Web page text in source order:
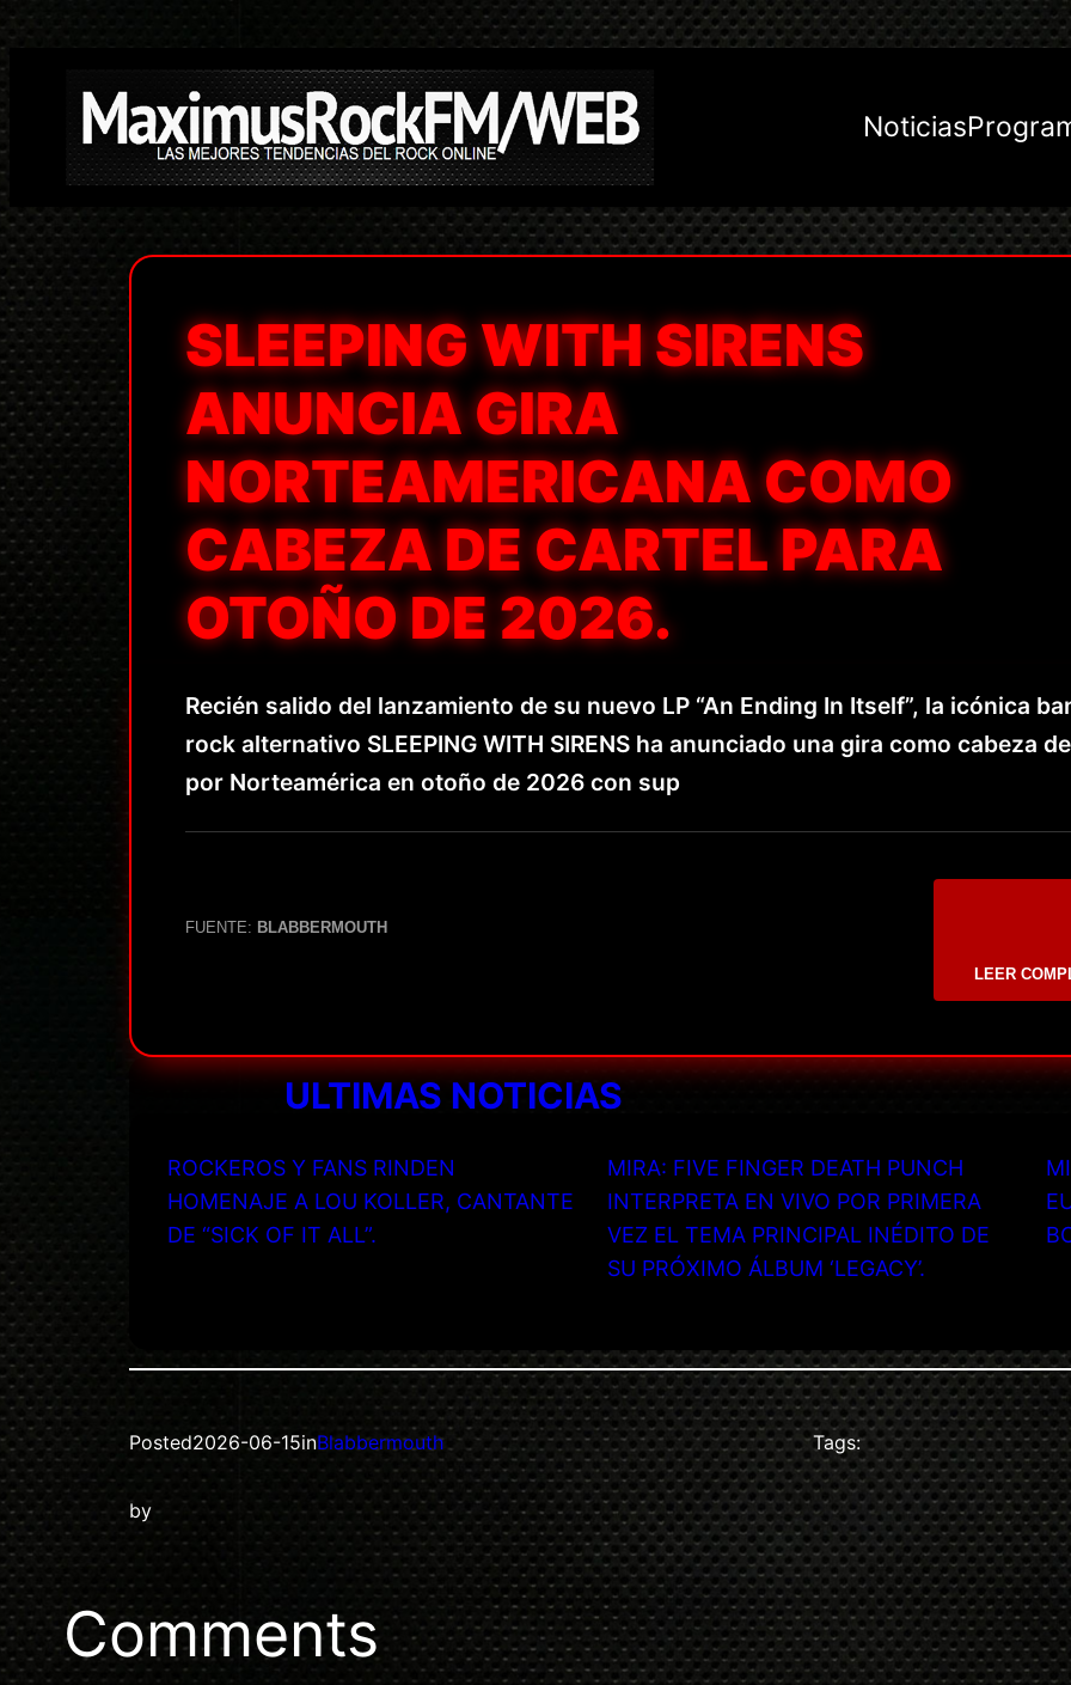
Saltar
contenido
Noticias
SLEEPING WITH SIRENS
ANUNCIA GIRA
NORTEAMERICANA COMO
CABEZA DE CARTEL PARA
OTOÑO DE 2026.
Recién salido del lanzamiento de su nuevo LP “An Ending In Itself”, la icónica
rock alternativo SLEEPING WITH SIRENS ha anunciado una gira como cabeza
por Norteamérica en otoño de 2026 con sup
FUENTE: BLABBERMOUTH
LEER
ULTIMAS NOTICIAS
ROCKEROS Y FANS RINDEN
HOMENAJE A LOU KOLLER, CANTANTE
DE “SICK OF IT ALL”.
MIRA: FIVE FINGER DEATH PUNCH
INTERPRETA EN VIVO POR PRIMERA
VEZ EL TEMA PRINCIPAL INÉDITO DE
SU PRÓXIMO ÁLBUM ‘LEGACY’.
Posted2026-06-15inBlabbermouth
by
Tags:
Comments